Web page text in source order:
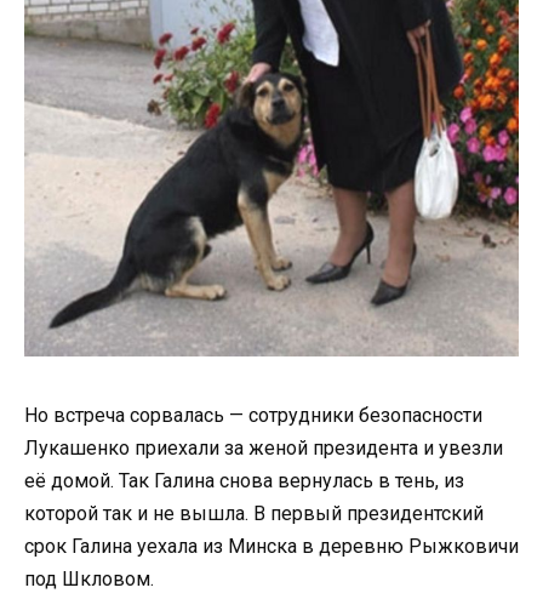
Но встреча сорвалась — сотрудники безопасности
Лукашенко приехали за женой президента и увезли
её домой. Так Галина снова вернулась в тень, из
которой так и не вышла. В первый президентский
срок Галина уехала из Минска в деревню Рыжковичи
под Шкловом.